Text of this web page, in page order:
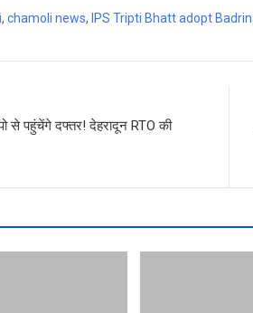
ar
e
, chamoli news, IPS Tripti Bhatt adopt
से पहुंचेंगे दफ्तर! देहरादून RTO की